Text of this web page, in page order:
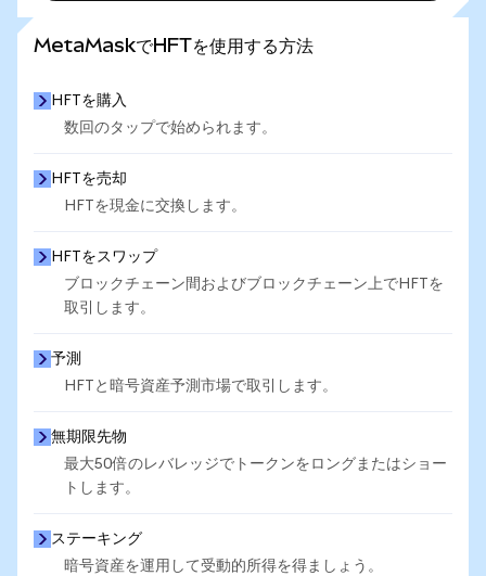
MetaMaskでHFTを使用する方法
HFTを購入
数回のタップで始められます。
HFTを売却
HFTを現金に交換します。
HFTをスワップ
ブロックチェーン間およびブロックチェーン上でHFTを
取引します。
予測
HFTと暗号資産予測市場で取引します。
無期限先物
最大50倍のレバレッジでトークンをロングまたはショー
トします。
ステーキング
暗号資産を運用して受動的所得を得ましょう。